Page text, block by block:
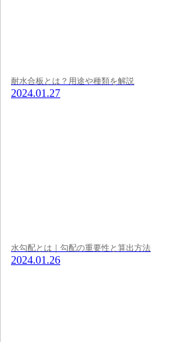
耐水合板とは？用途や種類を解説
2024.01.27
水勾配とは｜勾配の重要性と算出方法
2024.01.26